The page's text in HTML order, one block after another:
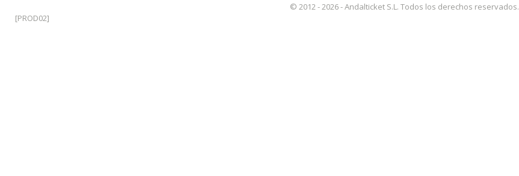
© 2012 - 2026 - Andalticket S.L. Todos los derechos reservados.
[PROD02]